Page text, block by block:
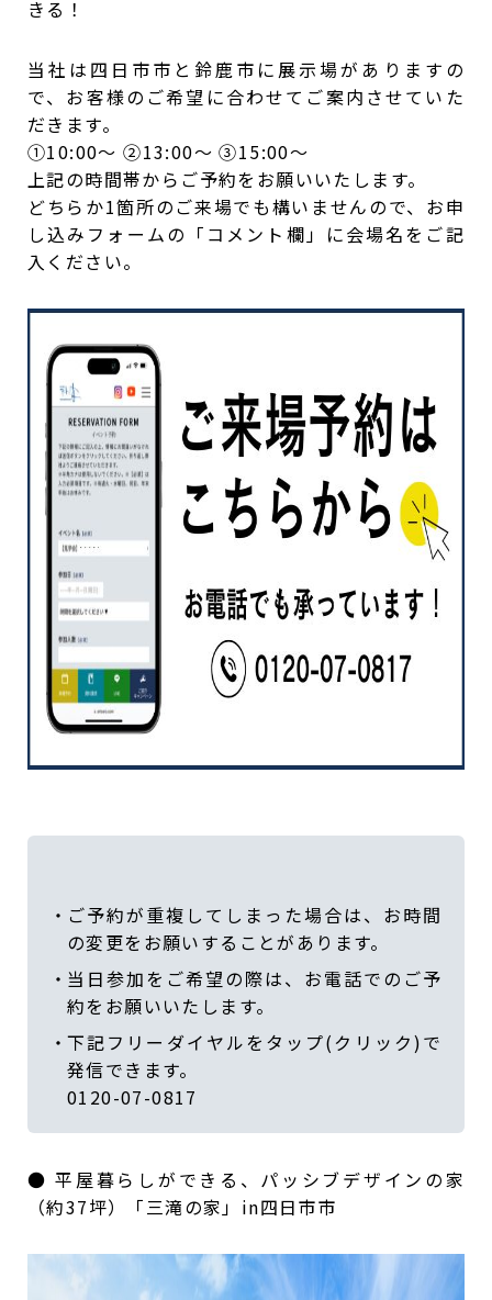
きる！
当社は四日市市と鈴鹿市に展示場がありますの
で、お客様のご希望に合わせてご案内させていた
だきます。
①10:00〜 ②13:00～ ③15:00〜
上記の時間帯からご予約をお願いいたします。
どちらか1箇所のご来場でも構いませんので、お申
し込みフォームの「コメント欄」に会場名をご記
入ください。
ご予約が重複してしまった場合は、お時間
の変更をお願いすることがあります。
当日参加をご希望の際は、お電話でのご予
約をお願いいたします。
下記フリーダイヤルをタップ(クリック)で
発信できます。
0120-07-0817
● 平屋暮らしができる、パッシブデザインの家
（約37坪）「三滝の家」in四日市市